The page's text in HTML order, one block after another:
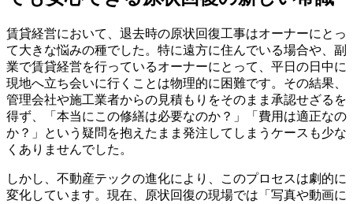
賃貸経営において、退去時の原状回復工事はオーナーにとっ
て大きな悩みの種でした。特に遠方に住んでいる場合や、副
業で賃貸経営を行っているオーナーにとって、平日の日中に
現地へ立ち会いに行くことは物理的に困難です。その結果、
管理会社や施工業者からの見積もりをそのまま承認せざるを
得ず、「本当にこの修繕は必要なのか？」「費用は適正なの
か？」という疑問を抱えたまま発注してしまうケースも少な
くありませんでした。
しかし、不動産テックの進化により、このプロセスは劇的に
変化しています。現在、原状回復の現場では「写真や動画に